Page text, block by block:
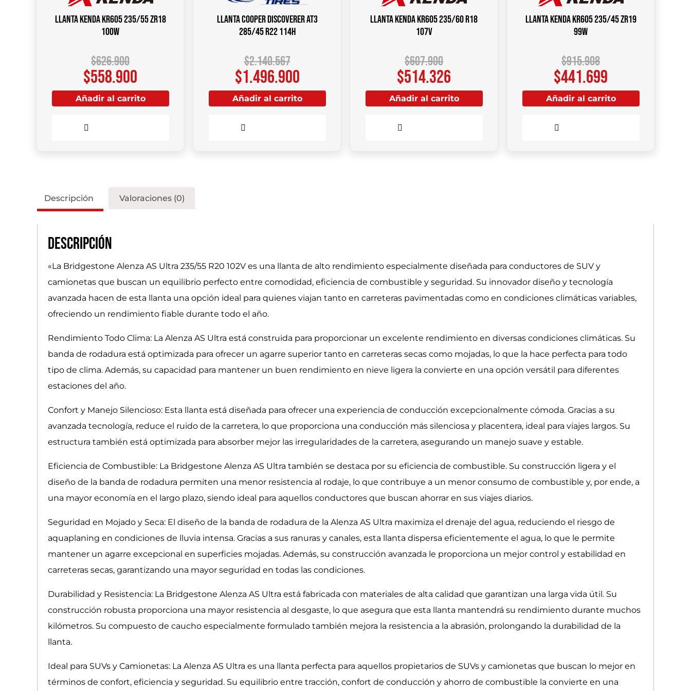
Llanta KENDA KR605 235/55 ZR18
100W
$626.900
$558.900
Añadir al carrito
Llanta COOPER DISCOVERER AT3
285/45 R22 114H
$2.140.567
$1.496.900
Añadir al carrito
Llanta KENDA KR605 235/60 R18
107V
$607.900
$514.326
Añadir al carrito
Llanta KENDA KR605 235/45 ZR19
99W
$915.908
$441.699
Añadir al carrito
Descripción Valoraciones (0)
Descripción
«La Bridgestone Alenza AS Ultra 235/55 R20 102V es una llanta de alto rendimiento especialmente diseñada para conductores de SUV y
camionetas que buscan un equilibrio perfecto entre comodidad, eficiencia de combustible y seguridad. Su innovador diseño y tecnología
avanzada hacen de esta llanta una opción ideal para quienes viajan tanto en carreteras pavimentadas como en condiciones climáticas variables,
ofreciendo un rendimiento fiable durante todo el año.
Rendimiento Todo Clima: La Alenza AS Ultra está construida para proporcionar un excelente rendimiento en diversas condiciones climáticas. Su
banda de rodadura está optimizada para ofrecer un agarre superior tanto en carreteras secas como mojadas, lo que la hace perfecta para todo
tipo de clima. Además, su capacidad para mantener un buen rendimiento en nieve ligera la convierte en una opción versátil para diferentes
estaciones del año.
Confort y Manejo Silencioso: Esta llanta está diseñada para ofrecer una experiencia de conducción excepcionalmente cómoda. Gracias a su
avanzada tecnología, reduce el ruido de la carretera, lo que proporciona una conducción más silenciosa y placentera, ideal para viajes largos. Su
estructura también está optimizada para absorber mejor las irregularidades de la carretera, asegurando un manejo suave y estable.
Eficiencia de Combustible: La Bridgestone Alenza AS Ultra también se destaca por su eficiencia de combustible. Su construcción ligera y el
diseño de la banda de rodadura permiten una menor resistencia al rodaje, lo que contribuye a un menor consumo de combustible y, por ende, a
una mayor economía en el largo plazo, siendo ideal para aquellos conductores que buscan ahorrar en sus viajes diarios.
Seguridad en Mojado y Seca: El diseño de la banda de rodadura de la Alenza AS Ultra maximiza el drenaje del agua, reduciendo el riesgo de
aquaplaning en condiciones de lluvia intensa. Gracias a sus ranuras y canales, esta llanta dispersa eficientemente el agua, lo que le permite
mantener un agarre excepcional en superficies mojadas. Además, su construcción avanzada le proporciona un mejor control y estabilidad en
carreteras secas, garantizando una mayor seguridad en todas las condiciones.
Durabilidad y Resistencia: La Bridgestone Alenza AS Ultra está fabricada con materiales de alta calidad que garantizan una larga vida útil. Su
construcción robusta proporciona una mayor resistencia al desgaste, lo que asegura que esta llanta mantendrá su rendimiento durante muchos
kilómetros. Su compuesto de caucho especialmente formulado también mejora la resistencia a la abrasión, prolongando la durabilidad de la
llanta.
Ideal para SUVs y Camionetas: La Alenza AS Ultra es una llanta perfecta para aquellos propietarios de SUVs y camionetas que buscan lo mejor en
términos de confort, eficiencia y seguridad. Su equilibrio entre tracción, confort de conducción y ahorro de combustible la convierte en una